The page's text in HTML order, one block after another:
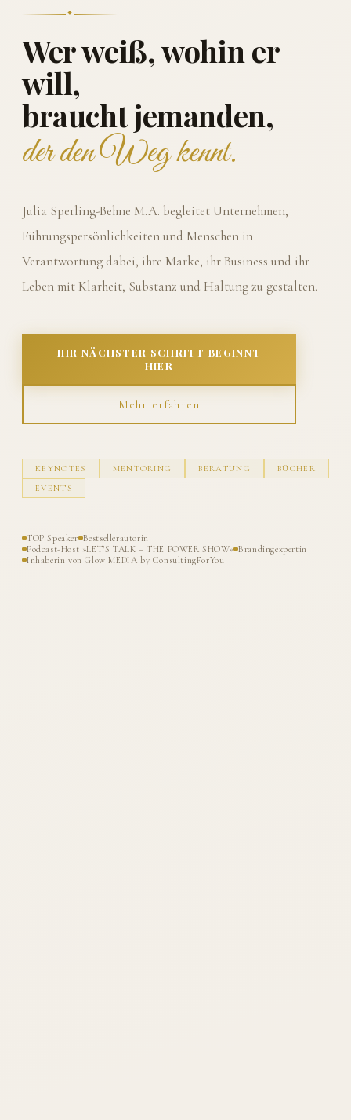
Wer weiß, wohin er
will,
braucht jemanden,
der den Weg kennt.
Julia Sperling-Behne M.A. begleitet Unternehmen,
Führungspersönlichkeiten und Menschen in
Verantwortung dabei, ihre Marke, ihr Business und ihr
Leben mit Klarheit, Substanz und Haltung zu gestalten.
IHR NÄCHSTER SCHRITT BEGINNT
HIER
Mehr erfahren
KEYNOTES MENTORING BERATUNG
BÜCHER
EVENTS
TOP Speaker Bestsellerautorin
Podcast-Host »LET'S TALK – THE POWER SHOW« Brandingexpertin
Inhaberin von Glow MEDIA by ConsultingForYou